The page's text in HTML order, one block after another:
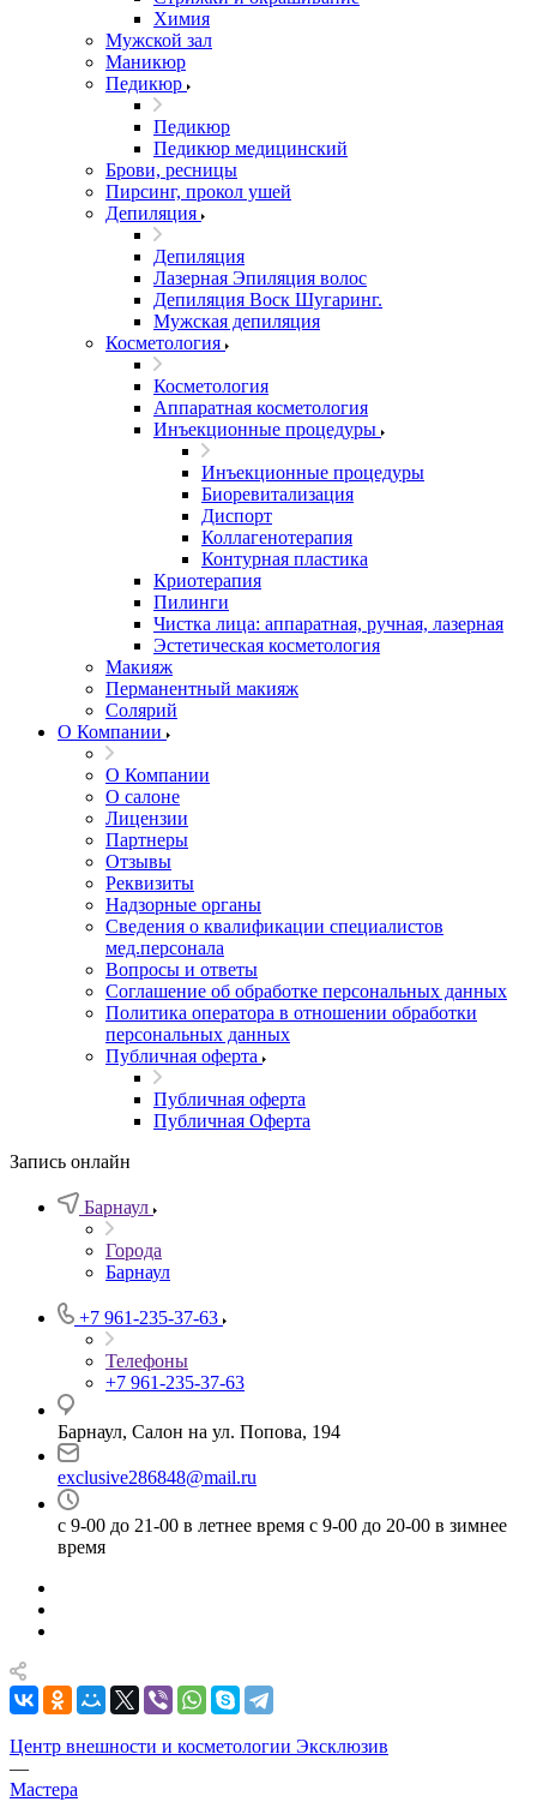
Химия
Мужской зал
Маникюр
Педикюр
Педикюр
Педикюр медицинский
Брови, ресницы
Пирсинг, прокол ушей
Депиляция
Депиляция
Лазерная Эпиляция волос
Депиляция Воск Шугаринг.
Мужская депиляция
Косметология
Косметология
Аппаратная косметология
Инъекционные процедуры
Инъекционные процедуры
Биоревитализация
Диспорт
Коллагенотерапия
Контурная пластика
Криотерапия
Пилинги
Чистка лица: аппаратная, ручная, лазерная
Эстетическая косметология
Макияж
Перманентный макияж
Солярий
О Компании
О Компании
О салоне
Лицензии
Партнеры
Отзывы
Реквизиты
Надзорные органы
Сведения о квалификации специалистов
мед.персонала
Вопросы и ответы
Соглашение об обработке персональных данных
Политика оператора в отношении обработки
персональных данных
Публичная оферта
Публичная оферта
Публичная Оферта
Запись онлайн
Барнаул
Города
Барнаул
+7 961-235-37-63
Телефоны
+7 961-235-37-63
Барнаул, Салон на ул. Попова, 194
exclusive286848@mail.ru
с 9-00 до 21-00 в летнее время с 9-00 до 20-00 в зимнее
время
Центр внешности и косметологии Эксклюзив
—
Мастера